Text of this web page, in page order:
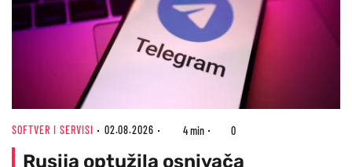
SOFTVER I SERVISI 02.08.2026 4 min 0
Rusija optužila osnivača